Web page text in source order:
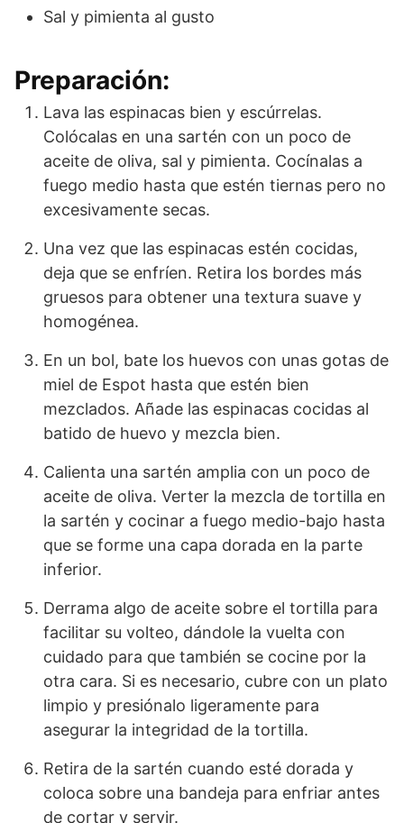
Sal y pimienta al gusto
Preparación:
Lava las espinacas bien y escúrrelas.
Colócalas en una sartén con un poco de
aceite de oliva, sal y pimienta. Cocínalas a
fuego medio hasta que estén tiernas pero no
excesivamente secas.
Una vez que las espinacas estén cocidas,
deja que se enfríen. Retira los bordes más
gruesos para obtener una textura suave y
homogénea.
En un bol, bate los huevos con unas gotas de
miel de Espot hasta que estén bien
mezclados. Añade las espinacas cocidas al
batido de huevo y mezcla bien.
Calienta una sartén amplia con un poco de
aceite de oliva. Verter la mezcla de tortilla en
la sartén y cocinar a fuego medio-bajo hasta
que se forme una capa dorada en la parte
inferior.
Derrama algo de aceite sobre el tortilla para
facilitar su volteo, dándole la vuelta con
cuidado para que también se cocine por la
otra cara. Si es necesario, cubre con un plato
limpio y presiónalo ligeramente para
asegurar la integridad de la tortilla.
Retira de la sartén cuando esté dorada y
coloca sobre una bandeja para enfriar antes
de cortar y servir.